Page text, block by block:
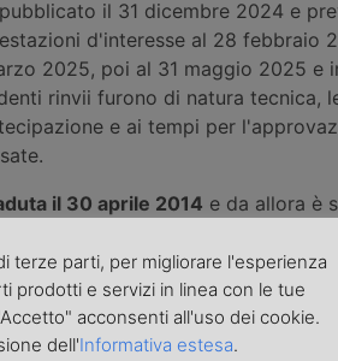
il 31 dicembre 2024 e
d'interesse al 28 febbraio
2025, poi al 31 maggio 2025 e
rinvii furono di natura tecnica,
e ai tempi per
il 30 aprile 2014 e da allora è
storia recente di questa
di gara per la sua gestione
del Brennero Spa, sostenuta
di Trento e Bolzano, presentò
di Roma.
terze parti, per migliorare l'esperienza
prodotti e servizi in linea con le tue
acconsenti all'uso dei cookie.
dell'Informativa estesa.